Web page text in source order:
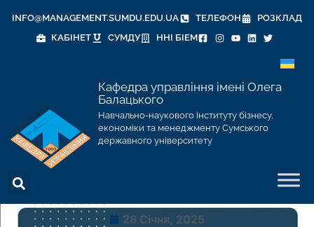
INFO@MANAGEMENT.SUMDU.EDU.UA ТЕЛЕФОН
РОЗКЛАД
КАБІНЕТ
СУМДУ ННІ БІЕМ
Кафедра управління імені Олега
Балацького
Навчально-наукового інституту бізнесу,
економіки та менеджменту Сумського
державного університету
28 Січня, 2025